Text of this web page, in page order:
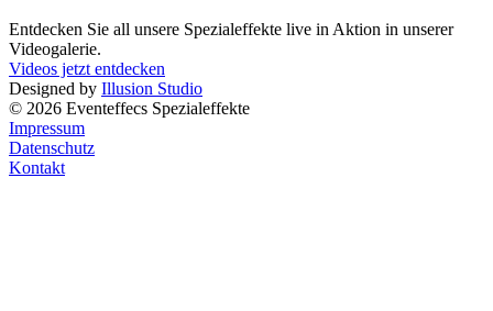
Entdecken Sie all unsere Spezialeffekte live in Aktion in unserer
Videogalerie.
Videos jetzt entdecken
Designed by Illusion Studio
© 2026 Eventeffecs Spezialeffekte
Impressum
Datenschutz
Kontakt